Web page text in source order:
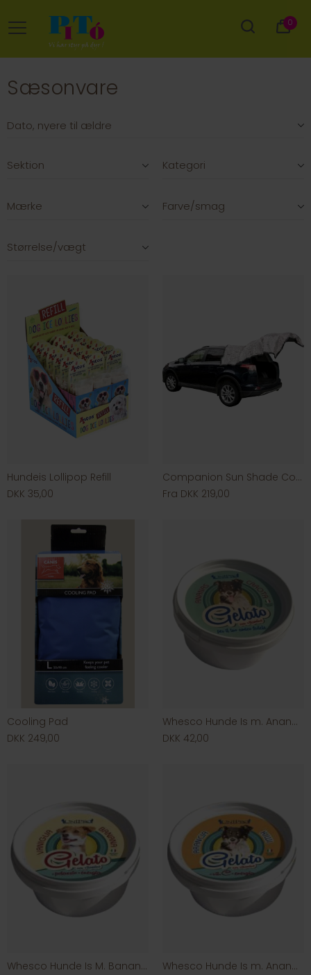
0
Sæsonvare
Sektion Kategori
Mærke Farve/smag
Størrelse/vægt
Hundeis Lollipop Refill
DKK 35,00
Companion Sun Shade Cover
Fra DKK 219,00
Cooling Pad
DKK 249,00
Whesco Hunde Is m. Ananas & Gulerod
DKK 42,00
Whesco Hunde Is M. Banan & Vanilje
Whesco Hunde Is m. Ananas & Gulerod